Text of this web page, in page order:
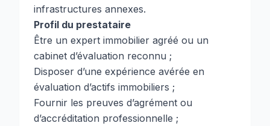
infrastructures annexes.
Profil du prestataire
Être un expert immobilier agréé ou un
cabinet d’évaluation reconnu ;
Disposer d’une expérience avérée en
évaluation d’actifs immobiliers ;
Fournir les preuves d’agrément ou
d’accréditation professionnelle ;